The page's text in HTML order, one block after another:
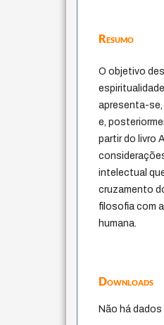
Resumo
O objetivo
apresenta-se,
e,
partir do livro
intelectual
cruzamento
filosofia com
humana.
Downloads
Não há